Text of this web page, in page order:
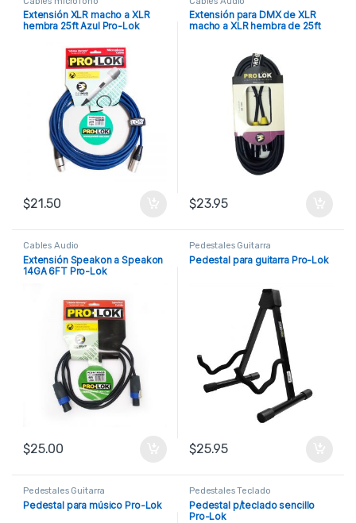
Extensión XLR macho a XLR
hembra 25ft Azul Pro-Lok
$21.50
Extensión para DMX de XLR
macho a XLR hembra de 25ft
$23.95
Cables Audio
Extensión Speakon a Speakon
14GA 6FT Pro-Lok
$25.00
Pedestales Guitarra
Pedestal para guitarra Pro-Lok
$25.95
Pedestales Guitarra
Pedestal para músico Pro-Lok
Pedestales Teclado
Pedestal p/teclado sencillo
Pro-Lok